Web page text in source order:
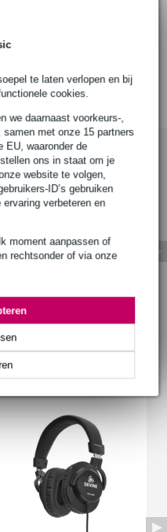
te laten verlopen en bij
cookies.
we daarnaast voorkeurs-,
met onze 15 partners
EU, waaronder de
ons in staat om je
website te volgen,
ID’s gebruiken
verbeteren en
moment aanpassen of
rechtsonder of via onze